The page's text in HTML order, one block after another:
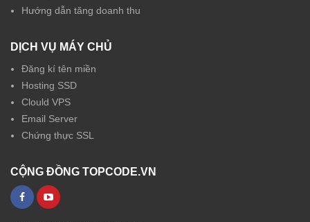
Hướng dẫn tăng doanh thu
DỊCH VỤ MÁY CHỦ
Đăng kí tên miền
Hosting SSD
Clould VPS
Email Server
Chứng thực SSL
CỘNG ĐỒNG TOPCODE.VN